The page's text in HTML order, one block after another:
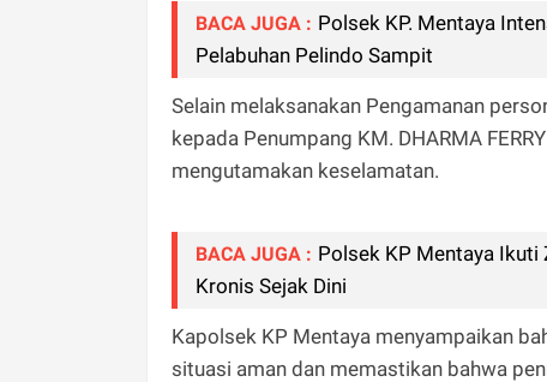
BACA JUGA : Polsek KP. Mentaya
Pelabuhan Pelindo Sampit
Selain melaksanakan Pengamanan
kepada Penumpang KM. DHARMA
mengutamakan keselamatan.
BACA JUGA : Polsek KP Mentaya Ikuti
Kronis Sejak Dini
Kapolsek KP Mentaya menyampaikan
situasi aman dan memastikan bahwa